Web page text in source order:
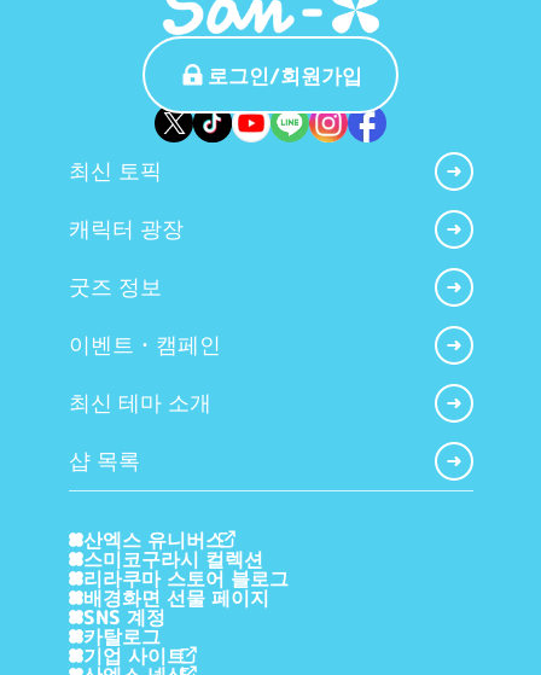
로그인/회원가입
최신 토픽
캐릭터 광장
굿즈 정보
이벤트・캠페인
최신 테마 소개
샵 목록
산엑스 유니버스
스미코구라시 컬렉션
리라쿠마 스토어 블로그
배경화면 선물 페이지
SNS 계정
카탈로그
기업 사이트